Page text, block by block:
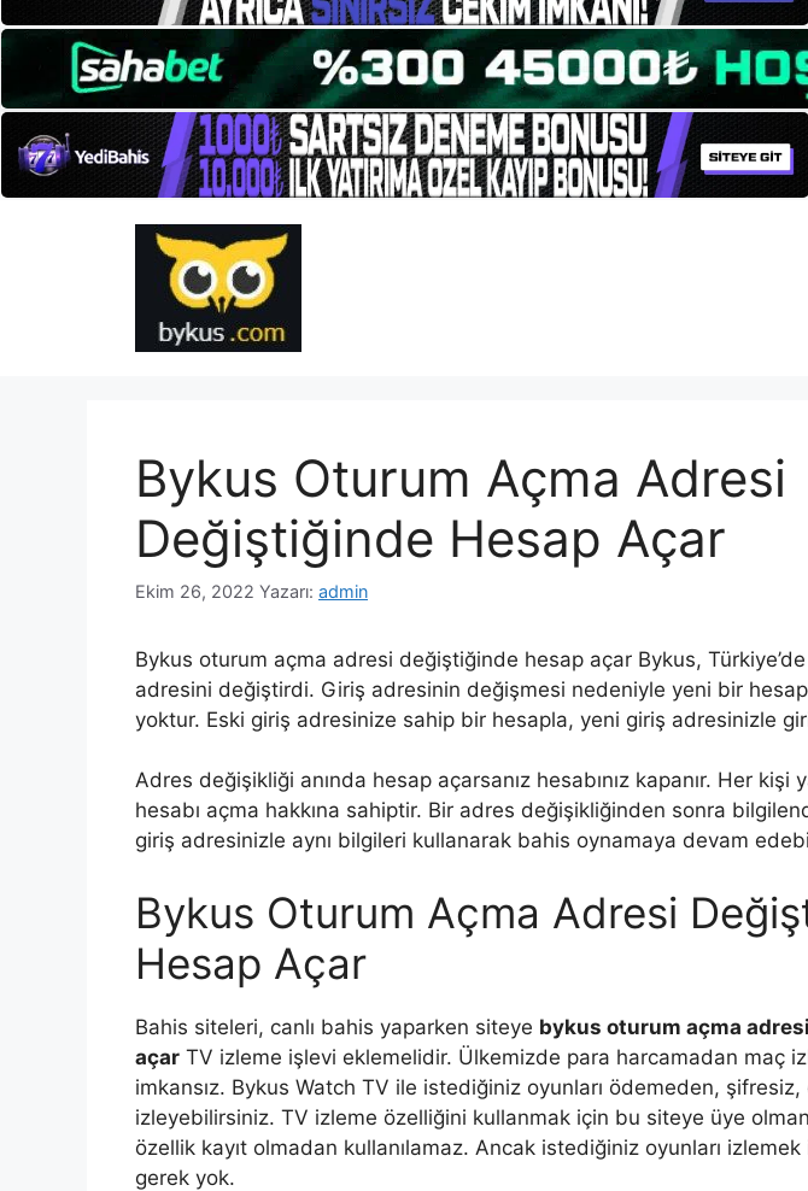
Bykus Oturum Açma Adresi
Değiştiğinde Hesap Açar
Ekim 26, 2022 Yazarı: admin
Bykus oturum açma adresi değiştiğinde hesap açar Bykus,
adresini değiştirdi. Giriş adresinin değişmesi nedeniyle yeni bir
yoktur. Eski giriş adresinize sahip bir hesapla, yeni giriş adresinizle
Adres değişikliği anında hesap açarsanız hesabınız kapanır. Her kişi
hesabı açma hakkına sahiptir. Bir adres değişikliğinden sonra
giriş adresinizle aynı bilgileri kullanarak bahis oynamaya devam
Bykus Oturum Açma Adresi
Hesap Açar
Bahis siteleri, canlı bahis yaparken siteye bykus oturum açma
açar TV izleme işlevi eklemelidir. Ülkemizde para harcamadan maç
imkansız. Bykus Watch TV ile istediğiniz oyunları ödemeden,
izleyebilirsiniz. TV izleme özelliğini kullanmak için bu siteye üye
özellik kayıt olmadan kullanılamaz. Ancak istediğiniz oyunları izlemek
gerek yok.